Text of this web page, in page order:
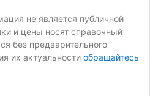
не является публичной
и цены носят справочный
без предварительного
их актуальности обращайтесь